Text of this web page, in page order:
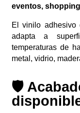
eventos,
El vinilo adhesivo
adapta a
temperaturas de
metal, vidrio,
🛡️